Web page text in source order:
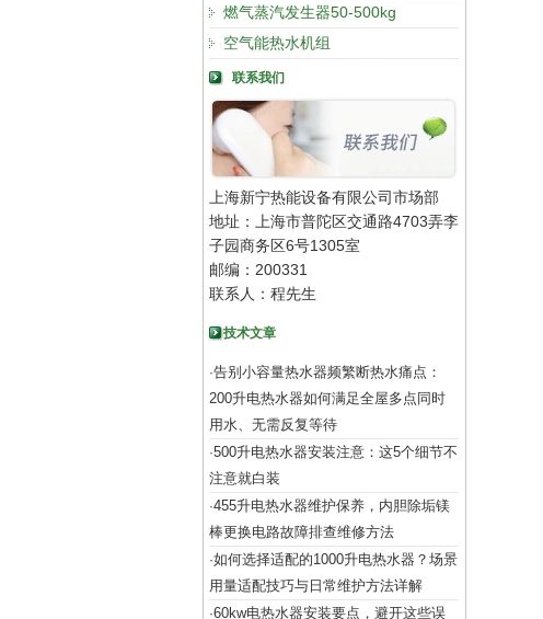
燃气蒸汽发生器50-500kg
空气能热水机组
联系我们
上海新宁热能设备有限公司市场部
地址：上海市普陀区交通路4703弄李
子园商务区6号1305室
邮编：200331
联系人：程先生
技术文章
·告别小容量热水器频繁断热水痛点：
200升电热水器如何满足全屋多点同时
用水、无需反复等待
·500升电热水器安装注意：这5个细节不
注意就白装
·455升电热水器维护保养，内胆除垢镁
棒更换电路故障排查维修方法
·如何选择适配的1000升电热水器？场景
用量适配技巧与日常维护方法详解
·60kw电热水器安装要点，避开这些误